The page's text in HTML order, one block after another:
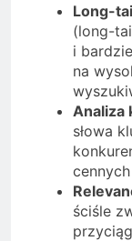
Long-
(long-
i
na
Analiza
słowa
ściśle